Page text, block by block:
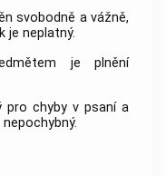
svobodně a vážně,
je neplatný.
je plnění
pro chyby v psaní a